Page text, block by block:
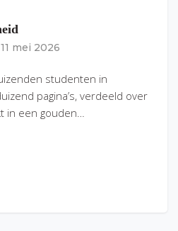
11 mei 2026
studenten in
pagina’s, verdeeld over
een gouden…